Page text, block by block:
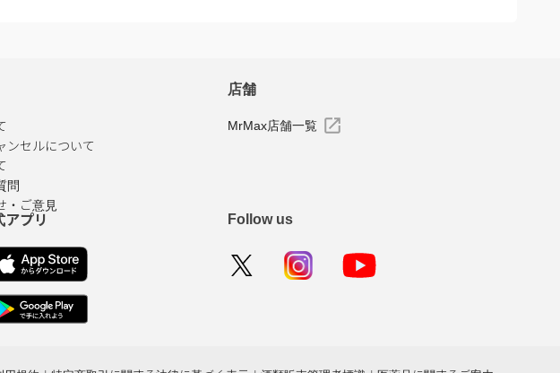
ンセルについて
問
・ご意見
店舗
MrMax店舗一覧
アプリ Follow us
用規約 特定商取引に関する法律に基づく表示 酒類販売管理者標識 医薬品に関するご案内